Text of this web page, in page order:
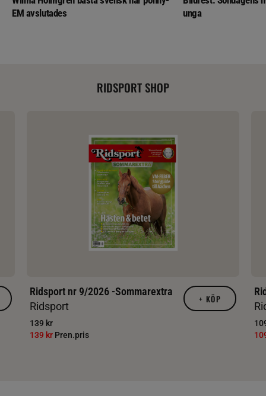
EM avslutades
unga
RIDSPORT SHOP
Ridsport nr 9/2026 -Sommarextra
Ridsport
139 kr
139 kr Pren.pris
+ KÖP